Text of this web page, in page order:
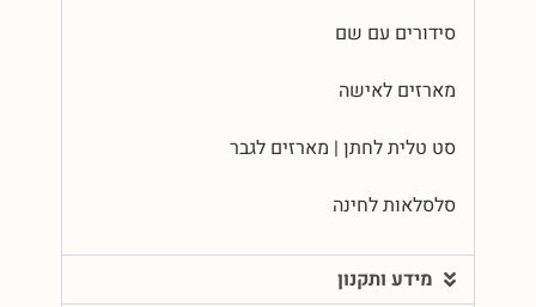
סידורים עם שם
מארזים לאישה
סט טלית לחתן | מארזים לגבר
סלסלאות לחינה
מידע ותקנון